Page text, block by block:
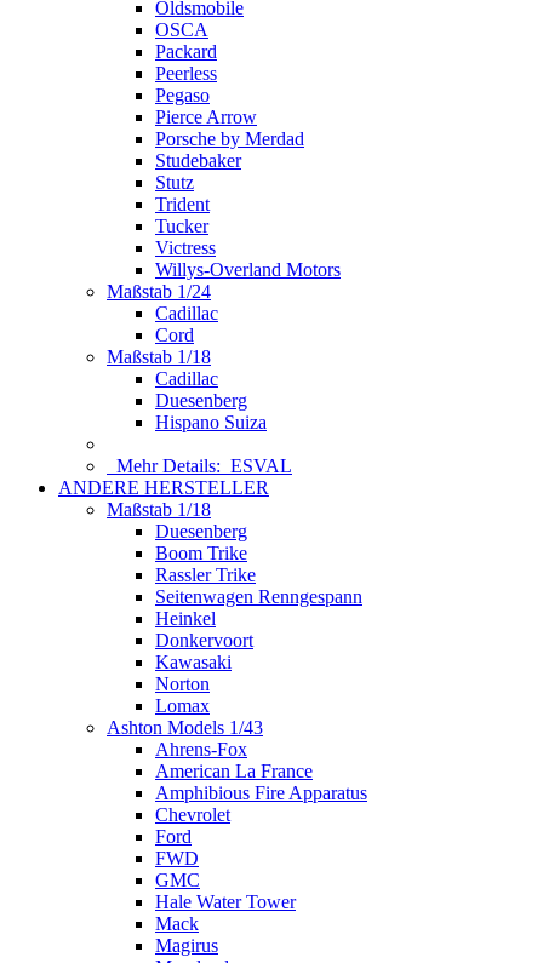
Oldsmobile
OSCA
Packard
Peerless
Pegaso
Pierce Arrow
Porsche by Merdad
Studebaker
Stutz
Trident
Tucker
Victress
Willys-Overland Motors
Maßstab 1/24
Cadillac
Cord
Maßstab 1/18
Cadillac
Duesenberg
Hispano Suiza
Mehr Details: ESVAL
ANDERE HERSTELLER
Maßstab 1/18
Duesenberg
Boom Trike
Rassler Trike
Seitenwagen Renngespann
Heinkel
Donkervoort
Kawasaki
Norton
Lomax
Ashton Models 1/43
Ahrens-Fox
American La France
Amphibious Fire Apparatus
Chevrolet
Ford
FWD
GMC
Hale Water Tower
Mack
Magirus